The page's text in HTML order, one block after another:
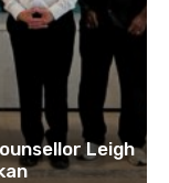
Leigh